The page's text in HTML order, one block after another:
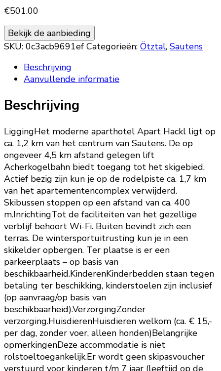
€501.00
Bekijk de aanbieding
SKU: 0c3acb9691ef Categorieën: Ötztal, Sautens
Beschrijving
Aanvullende informatie
Beschrijving
LiggingHet moderne aparthotel Apart Hackl ligt op
ca. 1,2 km van het centrum van Sautens. De op
ongeveer 4,5 km afstand gelegen lift
Acherkogelbahn biedt toegang tot het skigebied.
Actief bezig zijn kun je op de rodelpiste ca. 1,7 km
van het apartementencomplex verwijderd.
Skibussen stoppen op een afstand van ca. 400
m.InrichtingTot de faciliteiten van het gezellige
verblijf behoort Wi-Fi. Buiten bevindt zich een
terras. De wintersportuitrusting kun je in een
skikelder opbergen. Ter plaatse is er een
parkeerplaats – op basis van
beschikbaarheid.KinderenKinderbedden staan tegen
betaling ter beschikking, kinderstoelen zijn inclusief
(op aanvraag/op basis van
beschikbaarheid).VerzorgingZonder
verzorging.HuisdierenHuisdieren welkom (ca. € 15,-
per dag, zonder voer, alleen honden)Belangrijke
opmerkingenDeze accommodatie is niet
rolstoeltoegankelijk.Er wordt geen skipasvoucher
verstuurd voor kinderen t/m 7 jaar (leeftijd op de